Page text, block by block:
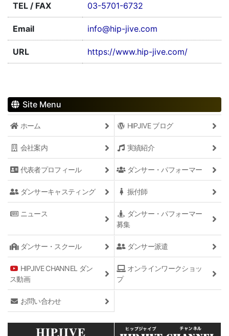
TEL / FAX 03-5701-6732
Email info@hip-jive.com
URL https://www.hip-jive.com/
Site Menu
ホーム HIPJIVE ブログ
会社案内 実績紹介
代表者プロフィール ダンサー・パフォーマー
ダンサーキャスティング 振付師
ニュース
ダンサー・パフォーマー
募集
ダンサー・スクール ダンサー派遣
HIPJIVE CHANNEL ダン
ス動画
オンラインワークショッ
プ
お問い合わせ